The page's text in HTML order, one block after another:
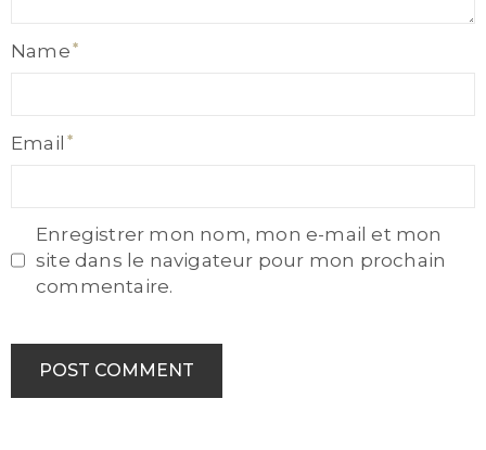
Name
Email
Enregistrer mon nom, mon e-mail et mon
site dans le navigateur pour mon prochain
commentaire.